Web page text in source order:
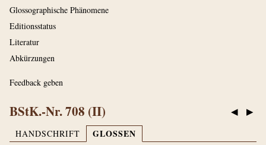
Glossographische Phänomene
Editionsstatus
Literatur
Abkürzungen
Feedback geben
◀ ▶
BStK.-Nr. 708 (II)
HANDSCHRIFT GLOSSEN